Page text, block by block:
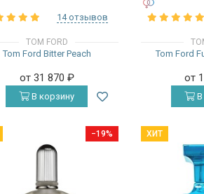
14 отзывов
TOM FORD
Tom Ford Bitter Peach
от 31 870 ₽
В корзину
Tom Ford
от
В
−19% ХИТ